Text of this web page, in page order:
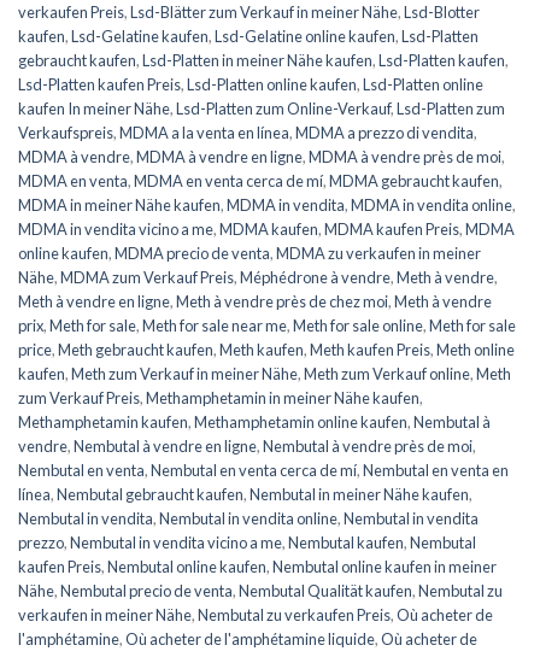
verkaufen Preis,Lsd-Blätter zum Verkauf in meiner Nähe,Lsd-Blotter
kaufen,Lsd-Gelatine kaufen,Lsd-Gelatine online kaufen,Lsd-Platten
gebraucht kaufen,Lsd-Platten in meiner Nähe kaufen,Lsd-Platten kaufen,
Lsd-Platten kaufen Preis,Lsd-Platten online kaufen,Lsd-Platten online
kaufen In meiner Nähe,Lsd-Platten zum Online-Verkauf,Lsd-Platten zum
Verkaufspreis,MDMA a la venta en línea,MDMA a prezzo di vendita,
MDMA à vendre,MDMA à vendre en ligne,MDMA à vendre près de moi,
MDMA en venta,MDMA en venta cerca de mí,MDMA gebraucht kaufen,
MDMA in meiner Nähe kaufen,MDMA in vendita,MDMA in vendita online,
MDMA in vendita vicino a me,MDMA kaufen,MDMA kaufen Preis,MDMA
online kaufen,MDMA precio de venta,MDMA zu verkaufen in meiner
Nähe,MDMA zum Verkauf Preis,Méphédrone à vendre,Meth à vendre,
Meth à vendre en ligne,Meth à vendre près de chez moi,Meth à vendre
prix,Meth for sale,Meth for sale near me,Meth for sale online,Meth for sale
price,Meth gebraucht kaufen,Meth kaufen,Meth kaufen Preis,Meth online
kaufen,Meth zum Verkauf in meiner Nähe,Meth zum Verkauf online,Meth
zum Verkauf Preis,Methamphetamin in meiner Nähe kaufen,
Methamphetamin kaufen,Methamphetamin online kaufen,Nembutal à
vendre,Nembutal à vendre en ligne,Nembutal à vendre près de moi,
Nembutal en venta,Nembutal en venta cerca de mí,Nembutal en venta en
línea,Nembutal gebraucht kaufen,Nembutal in meiner Nähe kaufen,
Nembutal in vendita,Nembutal in vendita online,Nembutal in vendita
prezzo,Nembutal in vendita vicino a me,Nembutal kaufen,Nembutal
kaufen Preis,Nembutal online kaufen,Nembutal online kaufen in meiner
Nähe,Nembutal precio de venta,Nembutal Qualität kaufen,Nembutal zu
verkaufen in meiner Nähe,Nembutal zu verkaufen Preis,Où acheter de
l'amphétamine,Où acheter de l'amphétamine liquide,Où acheter de